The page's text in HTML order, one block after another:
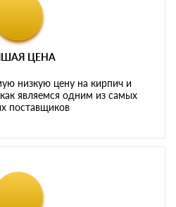
ЦЕНА
низкую цену на кирпич и
являемся одним из самых
поставщиков